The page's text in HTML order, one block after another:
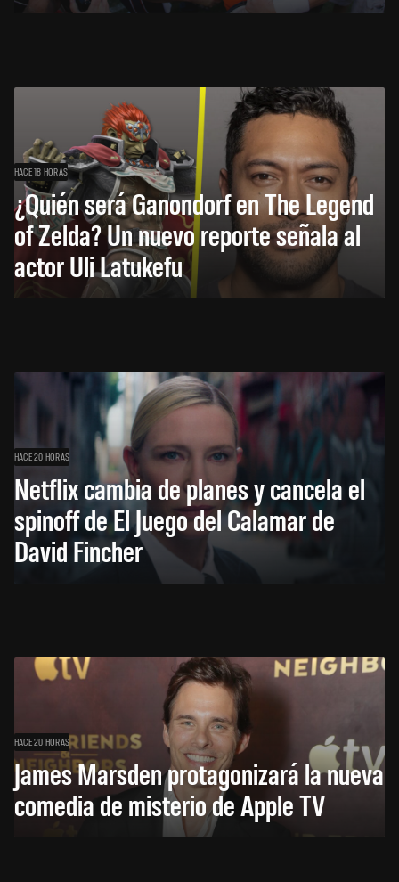
HACE 18 HORAS
¿Quién será Ganondorf en The Legend
of Zelda? Un nuevo reporte señala al
actor Uli Latukefu
HACE 20 HORAS
Netflix cambia de planes y cancela el
spinoff de El Juego del Calamar de
David Fincher
HACE 20 HORAS
James Marsden protagonizará la nueva
comedia de misterio de Apple TV